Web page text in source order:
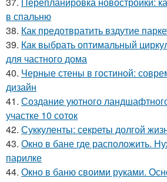
в спальню
38. Как предотвратить вздутие
39. Как выбрать оптимальный
для частного дома
40. Черные стены в гостиной:
дизайн
41. Создание уютного
участке 10 соток
42. Суккуленты: секреты долгой
43. Окно в бане где расположить.
парилке
44. Окно в баню своими руками.